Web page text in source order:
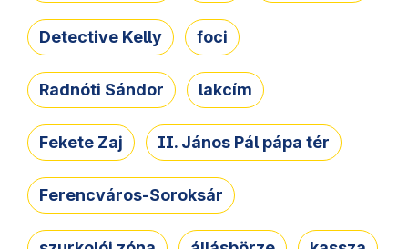
Detective Kelly foci
Radnóti Sándor lakcím
Fekete Zaj II. János Pál pápa tér
Ferencváros-Soroksár